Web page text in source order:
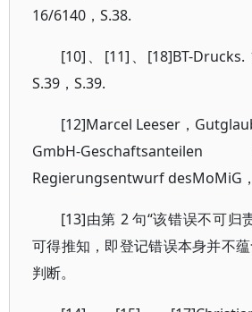
16/6140，S.38.
[10]、[11]、[18]BT-Drucks.
S.39，S.39.
[12]Marcel Leeser，
GmbH-
Regierungsentwurf desMoMiG
[13]由第 2 句“该错误不可归
可得推知，即登记错误本身并不
判断。